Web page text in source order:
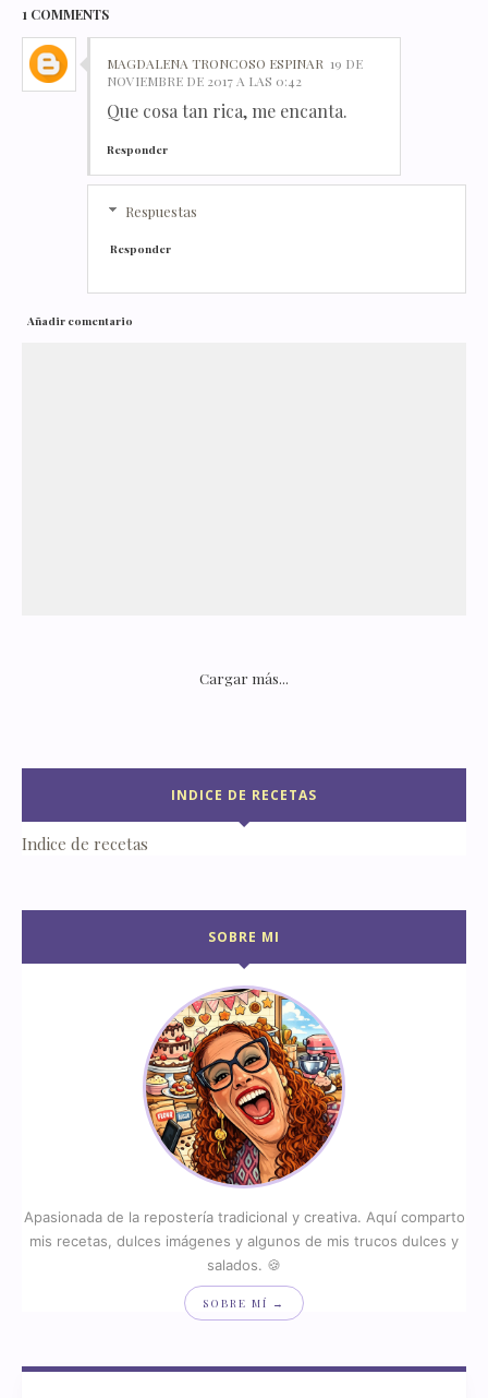
1 COMMENTS
MAGDALENA TRONCOSO ESPINAR 19 DE
NOVIEMBRE DE 2017 A LAS 0:42
Que cosa tan rica, me encanta.
Responder
Respuestas
Responder
Añadir comentario
Cargar más...
INDICE DE RECETAS
Indice de recetas
SOBRE MI
Apasionada de la repostería tradicional y creativa. Aquí comparto
mis recetas, dulces imágenes y algunos de mis trucos dulces y
salados. 🍪
SOBRE MÍ →